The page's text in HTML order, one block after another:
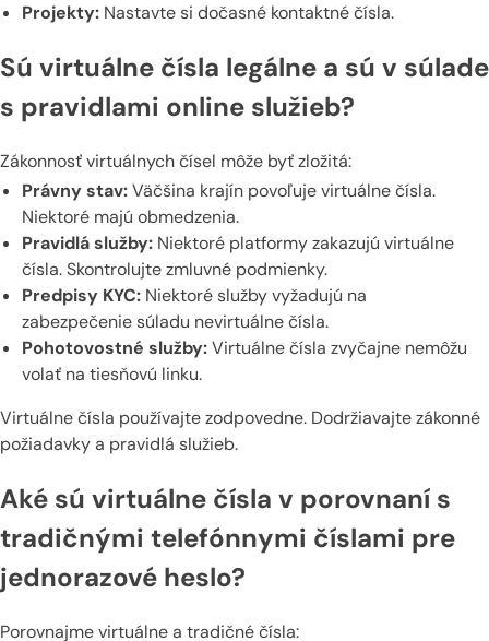
Projekty: Nastavte si dočasné kontaktné čísla.
Sú virtuálne čísla legálne a sú v súlade
s pravidlami online služieb?
Zákonnosť virtuálnych čísel môže byť zložitá:
Právny stav:Väčšina krajín povoľuje virtuálne čísla.
Niektoré majú obmedzenia.
Pravidlá služby: Niektoré platformy zakazujú virtuálne
čísla. Skontrolujte zmluvné podmienky.
Predpisy KYC: Niektoré služby vyžadujú na
zabezpečenie súladu nevirtuálne čísla.
Pohotovostné služby:Virtuálne čísla zvyčajne nemôžu
volať na tiesňovú linku.
Virtuálne čísla používajte zodpovedne. Dodržiavajte zákonné
požiadavky a pravidlá služieb.
Aké sú virtuálne čísla v porovnaní s
tradičnými telefónnymi číslami pre
jednorazové heslo?
Porovnajme virtuálne a tradičné čísla: